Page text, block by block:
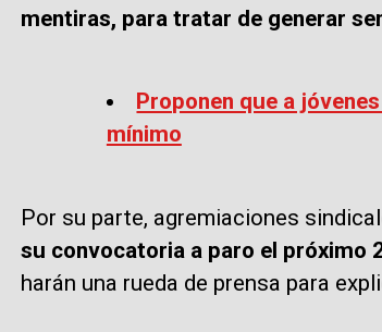
mentiras, para tratar de generar
Proponen que a
mínimo
Por su parte, agremiaciones
su convocatoria a paro el próximo
harán una rueda de prensa para